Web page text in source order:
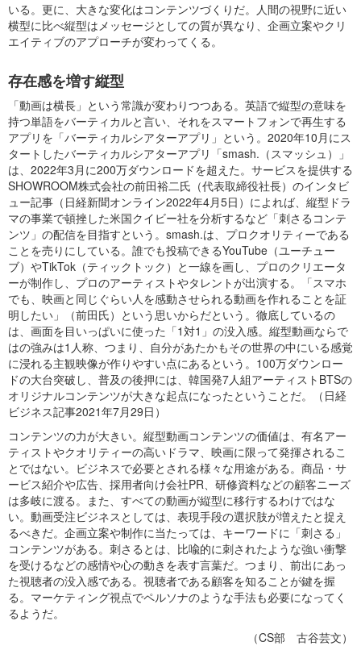
いる。更に、大きな変化はコンテンツづくりだ。人間の視野に近い
横型に比べ縦型はメッセージとしての質が異なり、企画立案やクリ
エイティブのアプローチが変わってくる。
存在感を増す縦型
「動画は横長」という常識が変わりつつある。英語で縦型の意味を
持つ単語をバーティカルと言い、それをスマートフォンで再生する
アプリを「バーティカルシアターアプリ」という。2020年10月にス
タートしたバーティカルシアターアプリ「smash.（スマッシュ）」
は、2022年3月に200万ダウンロードを超えた。サービスを提供する
SHOWROOM株式会社の前田裕二氏（代表取締役社長）のインタビ
ュー記事（日経新聞オンライン2022年4月5日）によれば、縦型ドラ
マの事業で頓挫した米国クイビー社を分析するなど「刺さるコンテ
ンツ」の配信を目指すという。smash.は、プロクオリティーである
ことを売りにしている。誰でも投稿できるYouTube（ユーチュー
ブ）やTikTok（ティックトック）と一線を画し、プロのクリエータ
ーが制作し、プロのアーティストやタレントが出演する。「スマホ
でも、映画と同じぐらい人を感動させられる動画を作れることを証
明したい」（前田氏）という思いからだという。徹底しているの
は、画面を目いっぱいに使った「1対1」の没入感。縦型動画ならで
はの強みは1人称、つまり、自分があたかもその世界の中にいる感覚
に浸れる主観映像が作りやすい点にあるという。100万ダウンロー
ドの大台突破し、普及の後押には、韓国発7人組アーティストBTSの
オリジナルコンテンツが大きな起点になったということだ。（日経
ビジネス記事2021年7月29日）
コンテンツの力が大きい。縦型動画コンテンツの価値は、有名アー
ティストやクオリティーの高いドラマ、映画に限って発揮されるこ
とではない。ビジネスで必要とされる様々な用途がある。商品・サ
ービス紹介や広告、採用者向け会社PR、研修資料などの顧客ニーズ
は多岐に渡る。また、すべての動画が縦型に移行するわけではな
い。動画受注ビジネスとしては、表現手段の選択肢が増えたと捉え
るべきだ。企画立案や制作に当たっては、キーワードに「刺さる」
コンテンツがある。刺さるとは、比喩的に刺されたような強い衝撃
を受けるなどの感情や心の動きを表す言葉だ。つまり、前出にあっ
た視聴者の没入感である。視聴者である顧客を知ることが鍵を握
る。マーケティング視点でペルソナのような手法も必要になってく
るようだ。
（CS部 古谷芸文）